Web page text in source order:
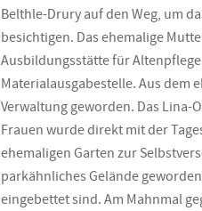
Belthle-Drury auf den Weg, um
besichtigen. Das ehemalige
Ausbildungsstätte für
Materialausgabestelle. Aus dem
Verwaltung geworden. Das
Frauen wurde direkt mit der
ehemaligen Garten zur
parkähnliches Gelände
eingebettet sind. Am Mahnmal